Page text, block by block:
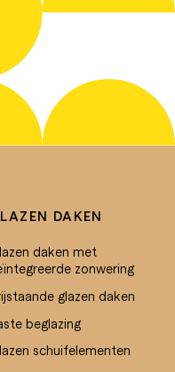
DAKEN
daken met
zonwering
glazen daken
beglazing
schuifelementen